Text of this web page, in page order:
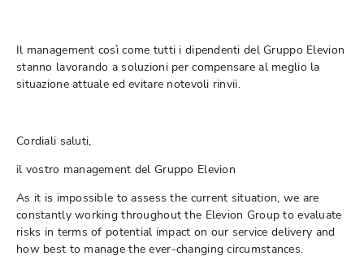
Il management così come tutti i dipendenti del Gruppo Elevion
stanno lavorando a soluzioni per compensare al meglio la
situazione attuale ed evitare notevoli rinvii.
Cordiali saluti,
il vostro management del Gruppo Elevion
As it is impossible to assess the current situation, we are
constantly working throughout the Elevion Group to evaluate
risks in terms of potential impact on our service delivery and
how best to manage the ever-changing circumstances.